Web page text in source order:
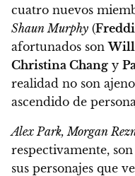
cuatro nuevos
Shaun Murphy (
afortunados sonWill
Christina Chang y
realidad no son
ascendido de
Alex Park, Morgan
respectivamente,
sus personajes que